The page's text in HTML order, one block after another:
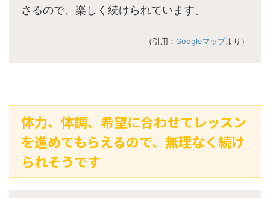
さるので、楽しく続けられています。
（引用： Googleマップより）
体力、体調、希望に合わせてレッスン
を進めてもらえるので、無理なく続け
られそうです